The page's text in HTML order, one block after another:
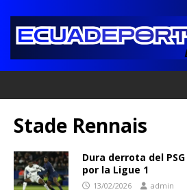
Stade Rennais
Dura derrota del
por la Ligue 1
13/02/2026 admin